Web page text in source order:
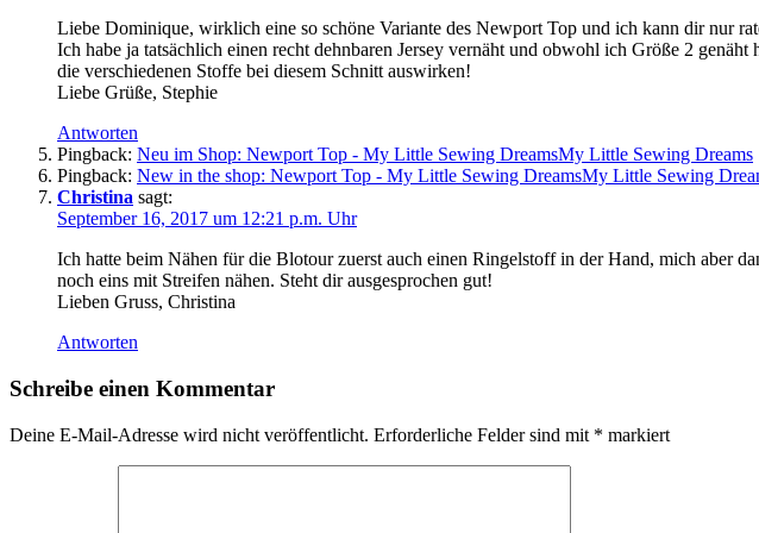
Liebe Dominique, wirklich eine so schöne Variante des Newport Top und ich kann dir nur
Ich habe ja tatsächlich einen recht dehnbaren Jersey vernäht und obwohl ich Größe 2
die verschiedenen Stoffe bei diesem Schnitt auswirken!
Liebe Grüße, Stephie
Antworten
Pingback: Neu im Shop: Newport Top - My Little Sewing DreamsMy Little Sewing Dreams
Pingback: New in the shop: Newport Top - My Little Sewing DreamsMy Little Sewing
Christina sagt:
September 16, 2017 um 12:21 p.m. Uhr
Ich hatte beim Nähen für die Blotour zuerst auch einen Ringelstoff in der Hand, mich aber
noch eins mit Streifen nähen. Steht dir ausgesprochen gut!
Lieben Gruss, Christina
Antworten
Schreibe einen Kommentar
Deine E-Mail-Adresse wird nicht veröffentlicht. Erforderliche Felder sind mit * markiert